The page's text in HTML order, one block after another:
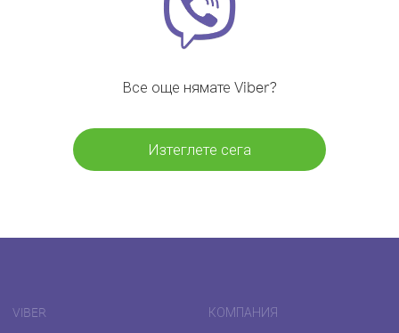
Все още нямате Viber?
Изтеглете сега
VIBER КОМПАНИЯ